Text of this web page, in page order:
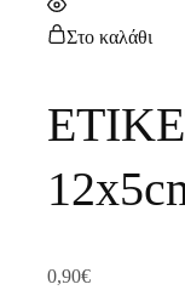
Στο καλάθι
0,90€